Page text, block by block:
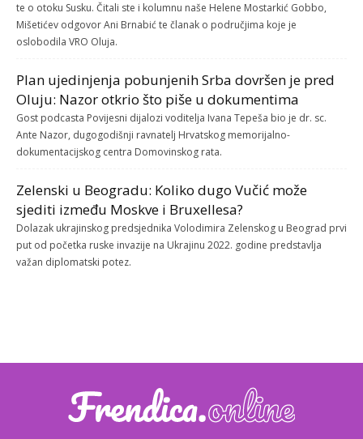
te o otoku Susku. Čitali ste i kolumnu naše Helene Mostarkić Gobbo,
Mišetićev odgovor Ani Brnabić te članak o područjima koje je
oslobodila VRO Oluja.
Plan ujedinjenja pobunjenih Srba dovršen je pred
Oluju: Nazor otkrio što piše u dokumentima
Gost podcasta Povijesni dijalozi voditelja Ivana Tepeša bio je dr. sc.
Ante Nazor, dugogodišnji ravnatelj Hrvatskog memorijalno-
dokumentacijskog centra Domovinskog rata.
Zelenski u Beogradu: Koliko dugo Vučić može
sjediti između Moskve i Bruxellesa?
Dolazak ukrajinskog predsjednika Volodimira Zelenskog u Beograd prvi
put od početka ruske invazije na Ukrajinu 2022. godine predstavlja
važan diplomatski potez.